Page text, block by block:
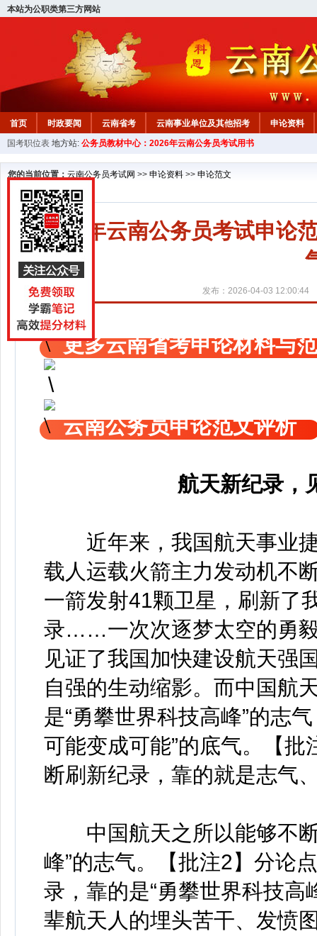
本站为公职类第三方网站
首页 时政要闻 云南省考 云南事业单位及其他招考
申论资料
国考职位表 地方站: 公务员教材中心：2026年云南公务员考试用书
您的当前位置： 云南公务员考试网 >> 申论资料 >> 申论范文
2027年云南公务员考试申论
发布：2026-04-03 12:00:44
更多云南省考申论材料与
云南公务员申论范文评析
航天新纪录，
近年来，我国航天事业捷
载人运载火箭主力发动机不
一箭发射41颗卫星，刷新了
录……一次次逐梦太空的勇
见证了我国加快建设航天强
自强的生动缩影。而中国航
是“勇攀世界科技高峰”的志
可能变成可能”的底气。【
断刷新纪录，靠的就是志气
中国航天之所以能够不断
峰”的志气。【批注2】分论
录，靠的是“勇攀世界科技高
辈航天人的埋头苦干、发愤